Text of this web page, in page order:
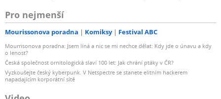
Pro nejmenší
Mourissonova poradna Komiksy Festival ABC
Mourrisonova poradna: Jsem líná a nic se mi nechce dělat: Kdy jde o únavu a kdy
o lenost?
Česká společnost ornitologická slaví 100 let: Jak chrání ptáky v ČR?
Vyzkoušejte český kyberpunk. V Netspectre se stanete elitním hackerem
napadajícím korporátní sítě